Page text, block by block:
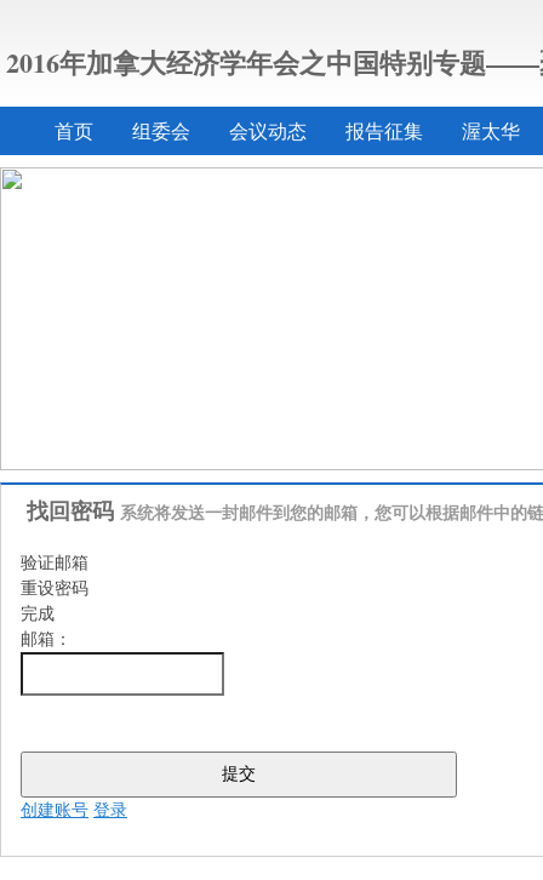
2016年加拿大经济学年会之中国特别专题
首页 组委会 会议动态 报告征集 渥太华
找回密码 系统将发送一封邮件到您的邮箱，您可以根据邮件中的
验证邮箱
重设密码
完成
邮箱：
提交
创建账号 登录